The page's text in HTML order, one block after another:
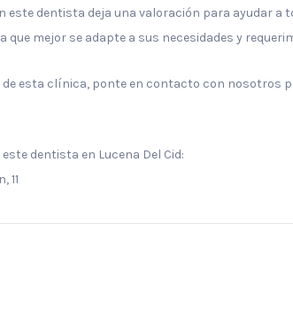
este dentista deja una valoración para ayudar a
que mejor se adapte a sus necesidades y
de esta clínica, ponte en contacto con nosotros
dentista en Lucena Del Cid:
11